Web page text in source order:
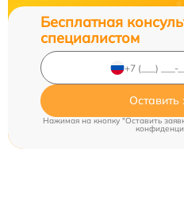
Бесплатная
специалистом
Оставить
Нажимая на кнопку "Оставить